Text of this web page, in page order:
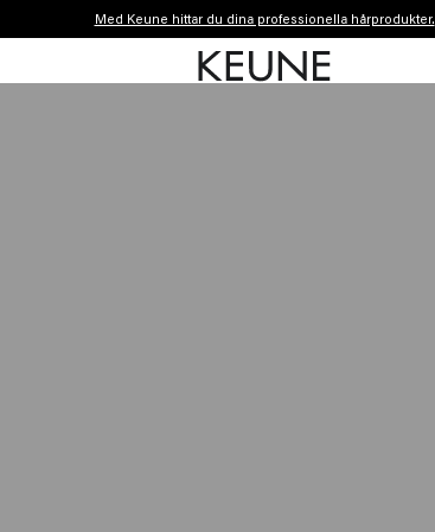
Med Keune hittar du dina professionella hårprodukter.
Beställ före 12:00, skickas idag